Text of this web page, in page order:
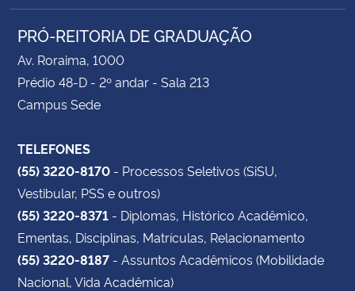
PRÓ-REITORIA DE GRADUAÇÃO
Av. Roraima, 1000
Prédio 48-D - 2º andar - Sala 213
Campus Sede
TELEFONES
(55) 3220-8170 - Processos Seletivos (SiSU,
Vestibular, PSS e outros)
(55) 3220-8371 - Diplomas, Histórico Acadêmico,
Ementas, Disciplinas, Matrículas, Relacionamento
(55) 3220-8187 - Assuntos Acadêmicos (Mobilidade
Nacional, Vida Acadêmica)